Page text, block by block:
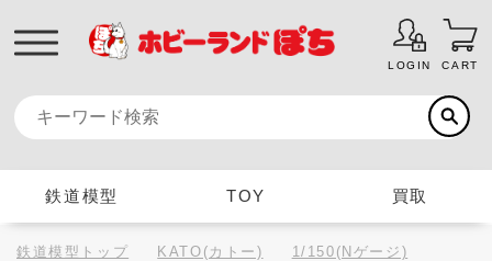
LOGIN CART
鉄道模型 TOY 買取
鉄道模型トップ KATO(カトー)
1/150(Nゲージ)